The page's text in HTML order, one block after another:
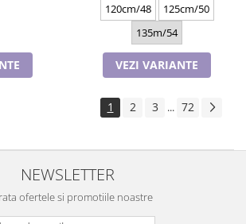
120cm/48
125cm/50
135m/54
VEZI VARIANTE
1 2 3 ... 72
NEWSLETTER
ofertele si promotiile noastre